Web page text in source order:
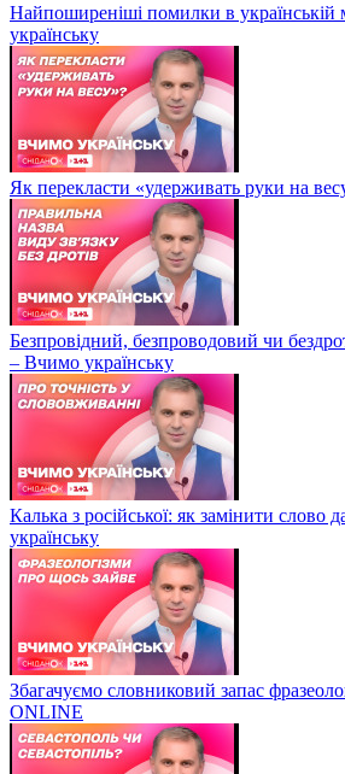
Найпоширеніші помилки в українській
українську
Як перекласти «удерживать руки на
Безпровідний, безпроводовий чи
– Вчимо українську
Калька з російської: як замінити слово
українську
Збагачуємо словниковий запас
ONLINE